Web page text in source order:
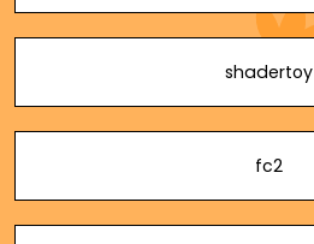
shadertoy
fc2